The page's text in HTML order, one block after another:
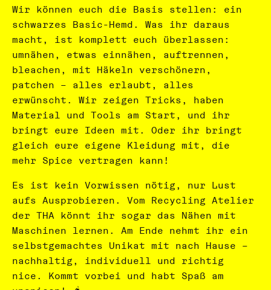
Wir können euch die Basis stellen: ein
schwarzes Basic-Hemd. Was ihr daraus
macht, ist komplett euch überlassen:
umnähen, etwas einnähen, auftrennen,
bleachen, mit Häkeln verschönern,
patchen – alles erlaubt, alles
erwünscht. Wir zeigen Tricks, haben
Material und Tools am Start, und ihr
bringt eure Ideen mit. Oder ihr bringt
gleich eure eigene Kleidung mit, die
mehr Spice vertragen kann!
Es ist kein Vorwissen nötig, nur Lust
aufs Ausprobieren. Vom Recycling Atelier
der THA könnt ihr sogar das Nähen mit
Maschinen lernen. Am Ende nehmt ihr ein
selbstgemachtes Unikat mit nach Hause –
nachhaltig, individuell und richtig
nice. Kommt vorbei und habt Spaß am